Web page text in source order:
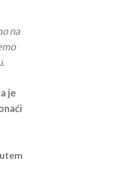
na
je